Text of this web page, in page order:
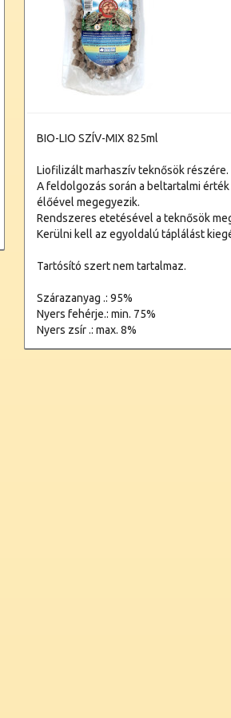
BIO-LIO SZÍV-MIX 825ml
Liofilizált marhaszív teknősök részére.
A feldolgozás során a beltartalmi
élőével megegyezik.
Rendszeres etetésével a teknősök
Kerülni kell az egyoldalú táplálást
Tartósító szert nem tartalmaz.
Szárazanyag .: 95%
Nyers fehérje.: min. 75%
Nyers zsír .: max. 8%